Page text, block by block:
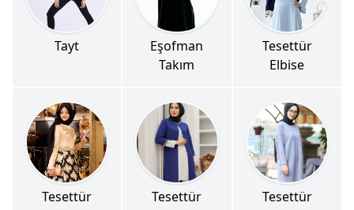
Tayt
Eşofman
Takım
Tesettür
Elbise
Tesettür
Tesettür
Tesettür